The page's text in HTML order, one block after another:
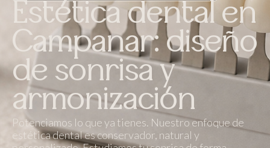
Estética dental en
Campanar: diseño
de sonrisa y
armonización
Potenciamos lo que ya tienes. Nuestro enfoque de
estética dental es conservador, natural y